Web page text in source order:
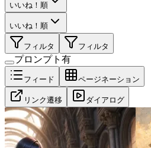
いいね！順
いいね！順
フィルタ フィルタ
プロンプト有
フィード ページネーション
リンク遷移 ダイアログ